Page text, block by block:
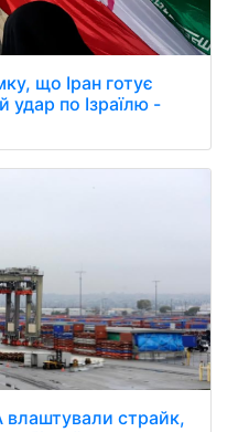
що Іран готує
удар по Ізраїлю -
влаштували страйк,